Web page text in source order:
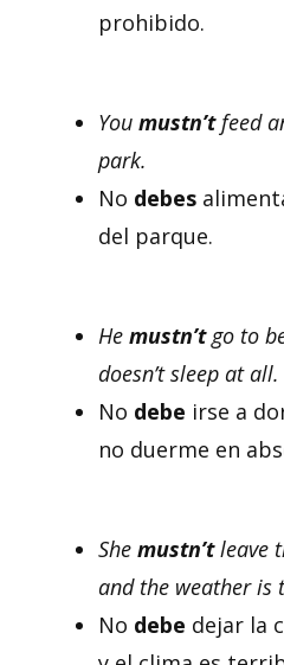
prohibido.
You mustn’tfeed
park.
No debes
del parque.
He mustn’tgo to
doesn’t sleep at all.
No debe irse a
no duerme en
She mustn’tleave
and the weather is
No debe dejar la